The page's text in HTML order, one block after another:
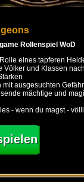
Rollenspiel WoD
eines tapferen
Völker und Klassen
mit ausgesuchten
mächtige und
- wenn du magst -